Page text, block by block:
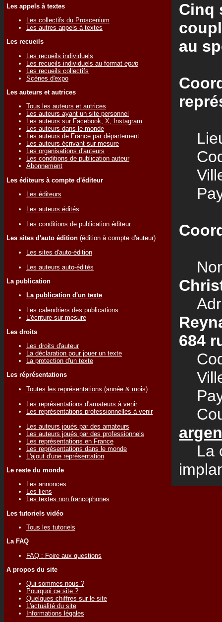
Les appels à textes
Les collectifs du Proscenium
Les autres appels à textes
Les recueils
Les recueils individuels
Les recueils individuels au format epub
Les recueils collectifs
Scènes d'expo
Les auteurs et autrices
Tous les auteurs et autrices
Les auteurs ayant un site personnel
Les auteurs sur Facebook, X, Instagram
Les auteurs dans le monde
Les auteurs de France par département
Les auteurs écrivant sur mesure
Les organisations d'auteurs
Les conditions de publication auteur
Abonnement
Les éditeurs à compte d'éditeur
Les éditeurs
Les auteurs édités
Les conditions de publication éditeur
Les sites d'auto édition (édition à compte d'auteur)
Les sites d'auto-édition
Les auteurs auto-édités
La publication
La publication d'un texte
Les calendriers des publications
L'écriture sur mesure
Les droits
Les droits d'auteur
La déclaration pour jouer un texte
La protection d'un texte
Les réprésentations
Toutes les représentations (année & mois)
Les représentations d'amateurs à venir
Les représentations professionnelles à venir
Les auteurs joués par des amateurs
Les auteurs joués par des professionnels
Les représentations en France
Les représentations dans le monde
L'ajout d'une représentation
Le reste du monde
Les annonces
Les liens
Les textes non francophones
Les tutoriels vidéo
Tous les tutoriels
La FAQ
FAQ : Foire aux questions
A propos du site
Qui sommes nous ?
Pourquoi ce site ?
Quelques chiffres sur le site
L'actualité du site
Informations légales
Cinq
au
684
La